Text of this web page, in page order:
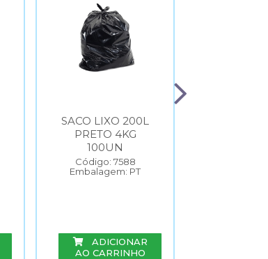
SACO LIXO 200L
PRETO 4KG
100UN
Código: 7588
Embalagem: PT
ADICIONAR
AO CARRINHO